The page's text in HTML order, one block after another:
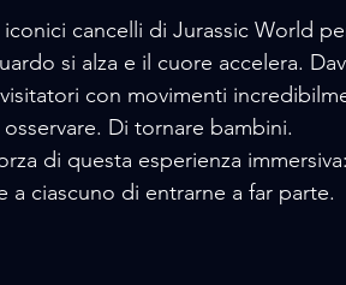
iconici cancelli di Jurassic World
si alza e il cuore accelera.
con movimenti
Di tornare bambini.
di questa esperienza
a ciascuno di entrarne a far parte.